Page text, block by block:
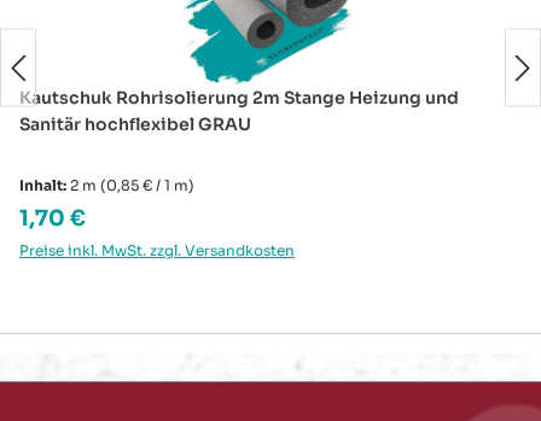
Kautschuk Rohrisolierung 2m Stange Heizung und
Sanitär hochflexibel GRAU
Inhalt: 2 m (0,85 € / 1 m)
Regulärer Preis:
1,70 €
Preise inkl. MwSt. zzgl. Versandkosten